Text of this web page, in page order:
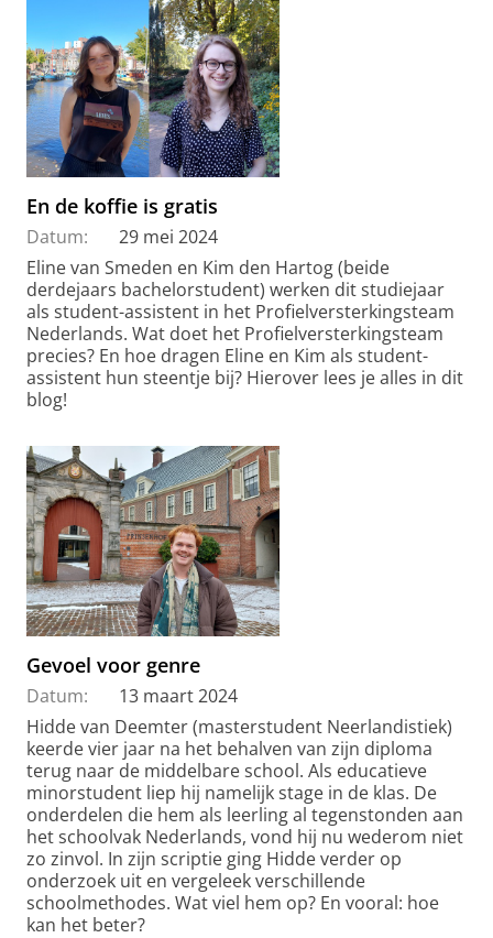
En de koffie is gratis
Datum:
29 mei 2024
Eline van Smeden en Kim den Hartog (beide
derdejaars bachelorstudent) werken dit studiejaar
als student-assistent in het Profielversterkingsteam
Nederlands. Wat doet het Profielversterkingsteam
precies? En hoe dragen Eline en Kim als student-
assistent hun steentje bij? Hierover lees je alles in dit
blog!
Gevoel voor genre
Datum:
13 maart 2024
Hidde van Deemter (masterstudent Neerlandistiek)
keerde vier jaar na het behalven van zijn diploma
terug naar de middelbare school. Als educatieve
minorstudent liep hij namelijk stage in de klas. De
onderdelen die hem als leerling al tegenstonden aan
het schoolvak Nederlands, vond hij nu wederom niet
zo zinvol. In zijn scriptie ging Hidde verder op
onderzoek uit en vergeleek verschillende
schoolmethodes. Wat viel hem op? En vooral: hoe
kan het beter?